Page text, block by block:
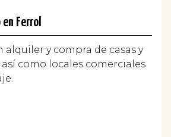
Ferrol
alquiler y compra de casas y
como locales comerciales